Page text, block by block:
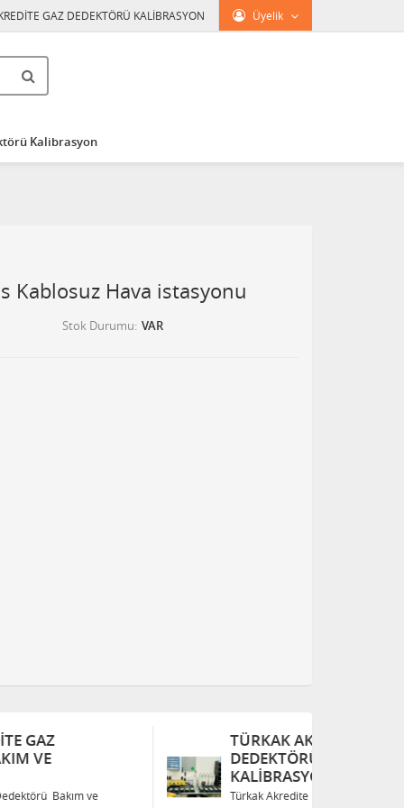
Üyelik
GAZ DEDEKTÖRÜ KALİBRASYON
Kalibrasyon
Kablosuz Hava istasyonu
Stok Durumu VAR
TÜRKAK AKREDITE GAZ
DEDEKTÖRÜ BAKIM VE
Türkak Akredite Gaz Dedektörü Bakım ve